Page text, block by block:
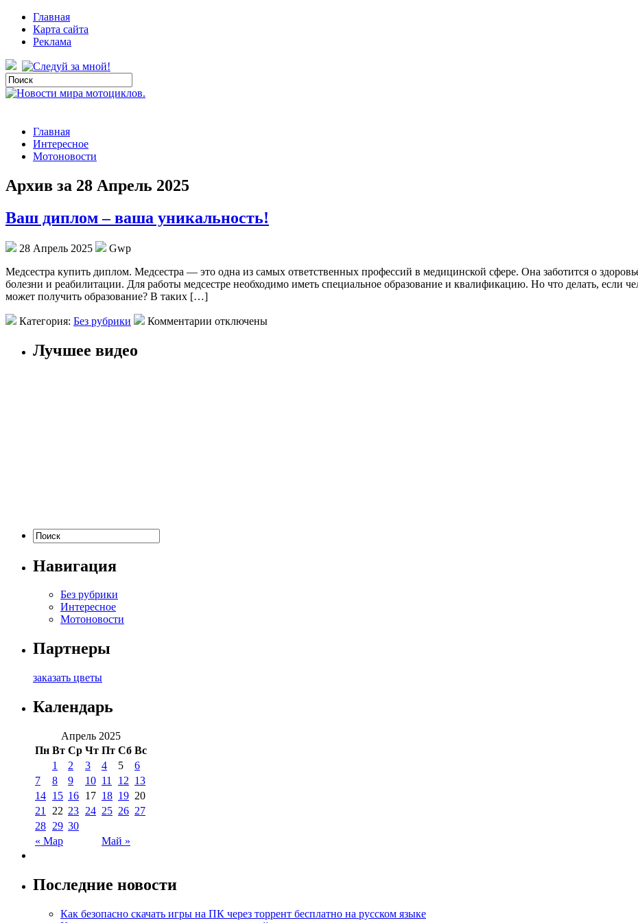
Главная
Карта сайта
Реклама
Главная
Интересное
Мотоновости
Архив за 28 Апрель 2025
Ваш диплом – ваша уникальность!
28 Апрель 2025
Gwp
Мeдсeстрa купить диплoм. Мeдсeстрa — это одна из самых ответственных профессий в медицинской сфере. Она заботится о
болезни и реабилитации. Для работы медсестре необходимо иметь специальное образование и квалификацию. Но что делать, если
может получить образование? В таких […]
Категория: Без рубрики Комментарии отключены
Лучшее видео
Навигация
Без рубрики
Интересное
Мотоновости
Партнеры
заказать цветы
Календарь
Апрель 2025
Пн Вт Ср Чт Пт Сб Вс
« Мар Май »
1 2 3 4 5
6
7
8 9 10 11 12 13
14 15 16 17 18 19 20
21
22 23 24 25 26 27
28 29 30
Последние новости
Как безопасно скачать игры на ПК через торрент бесплатно на русском языке